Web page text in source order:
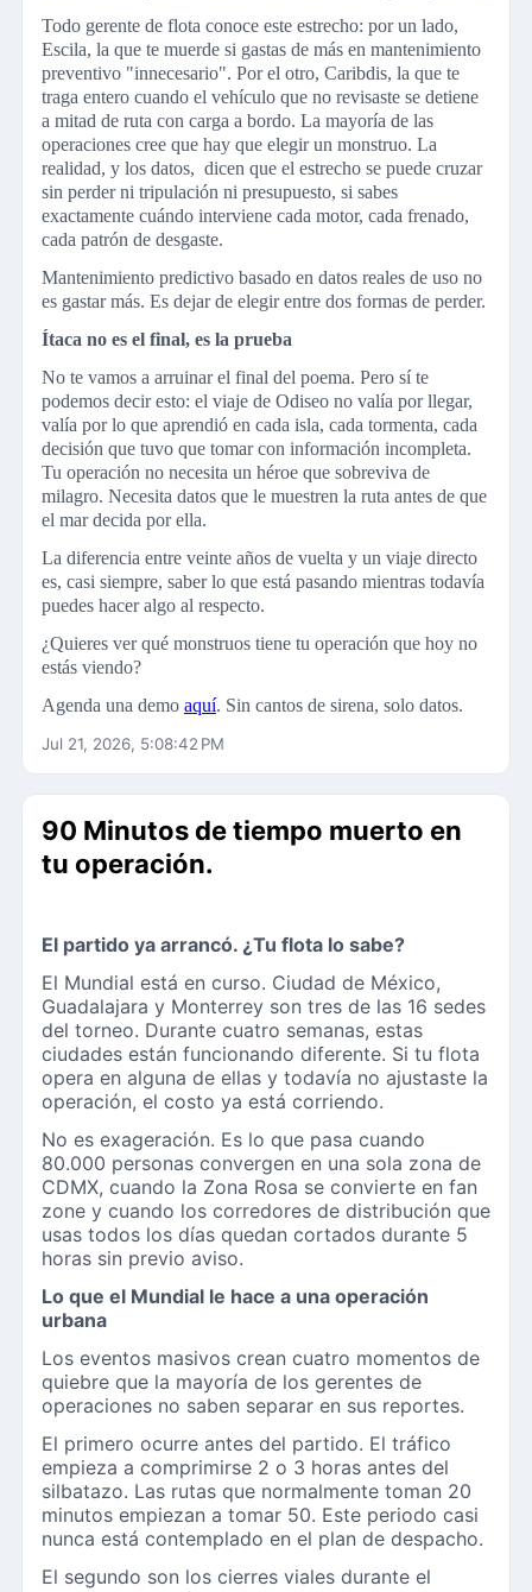
Todo gerente de flota conoce este estrecho: por un lado,
Escila, la que te muerde si gastas de más en mantenimiento
preventivo "innecesario". Por el otro, Caribdis, la que te
traga entero cuando el vehículo que no revisaste se detiene
a mitad de ruta con carga a bordo. La mayoría de las
operaciones cree que hay que elegir un monstruo. La
realidad, y los datos, dicen que el estrecho se puede cruzar
sin perder ni tripulación ni presupuesto, si sabes
exactamente cuándo interviene cada motor, cada frenado,
cada patrón de desgaste.
Mantenimiento predictivo basado en datos reales de uso no
es gastar más. Es dejar de elegir entre dos formas de perder.
Ítaca no es el final, es la prueba
No te vamos a arruinar el final del poema. Pero sí te
podemos decir esto: el viaje de Odiseo no valía por llegar,
valía por lo que aprendió en cada isla, cada tormenta, cada
decisión que tuvo que tomar con información incompleta.
Tu operación no necesita un héroe que sobreviva de
milagro. Necesita datos que le muestren la ruta antes de que
el mar decida por ella.
La diferencia entre veinte años de vuelta y un viaje directo
es, casi siempre, saber lo que está pasando mientras todavía
puedes hacer algo al respecto.
¿Quieres ver qué monstruos tiene tu operación que hoy no
estás viendo?
Agenda una demo aquí. Sin cantos de sirena, solo datos.
Jul 21, 2026, 5:08:42 PM
90 Minutos de tiempo muerto en
tu operación.
El partido ya arrancó. ¿Tu flota lo sabe?
El Mundial está en curso. Ciudad de México,
Guadalajara y Monterrey son tres de las 16 sedes
del torneo. Durante cuatro semanas, estas
ciudades están funcionando diferente. Si tu flota
opera en alguna de ellas y todavía no ajustaste la
operación, el costo ya está corriendo.
No es exageración. Es lo que pasa cuando
80.000 personas convergen en una sola zona de
CDMX, cuando la Zona Rosa se convierte en fan
zone y cuando los corredores de distribución que
usas todos los días quedan cortados durante 5
horas sin previo aviso.
Lo que el Mundial le hace a una operación
urbana
Los eventos masivos crean cuatro momentos de
quiebre que la mayoría de los gerentes de
operaciones no saben separar en sus reportes.
El primero ocurre antes del partido. El tráfico
empieza a comprimirse 2 o 3 horas antes del
silbatazo. Las rutas que normalmente toman 20
minutos empiezan a tomar 50. Este periodo casi
nunca está contemplado en el plan de despacho.
El segundo son los cierres viales durante el